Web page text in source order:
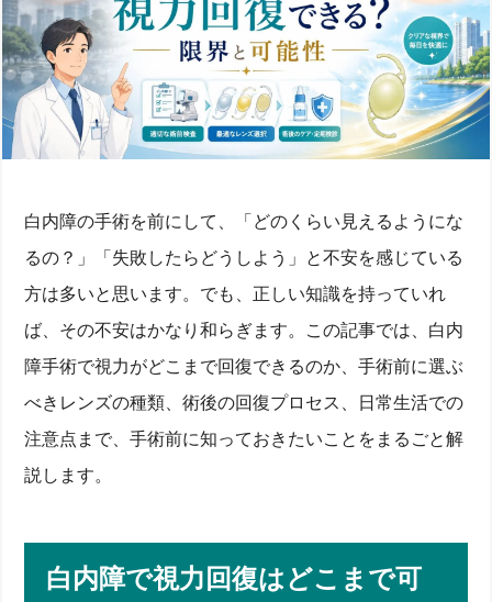
白内障の手術を前にして、「どのくらい見えるようにな
るの？」「失敗したらどうしよう」と不安を感じている
方は多いと思います。でも、正しい知識を持っていれ
ば、その不安はかなり和らぎます。この記事では、白内
障手術で視力がどこまで回復できるのか、手術前に選ぶ
べきレンズの種類、術後の回復プロセス、日常生活での
注意点まで、手術前に知っておきたいことをまるごと解
説します。
白内障で視力回復はどこまで可